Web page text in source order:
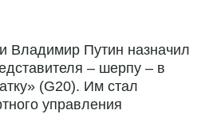
Владимир Путин назначил
– шерпу – в
(G20). Им стал
управления